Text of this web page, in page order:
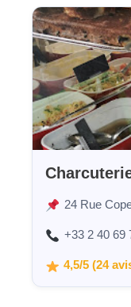
24 Rue
+33 2 40 69
4,5/5 (24